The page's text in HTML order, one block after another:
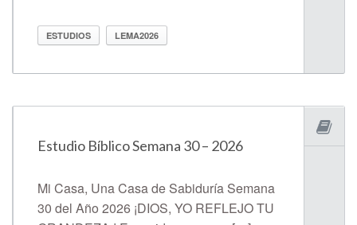
ESTUDIOS LEMA2026
Estudio Bíblico Semana 30 – 2026
Mi Casa, Una Casa de Sabiduría Semana
30 del Año 2026 ¡DIOS, YO REFLEJO TU